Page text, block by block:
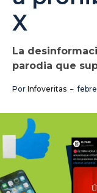
X
La
parodia que
Por Infoveritas